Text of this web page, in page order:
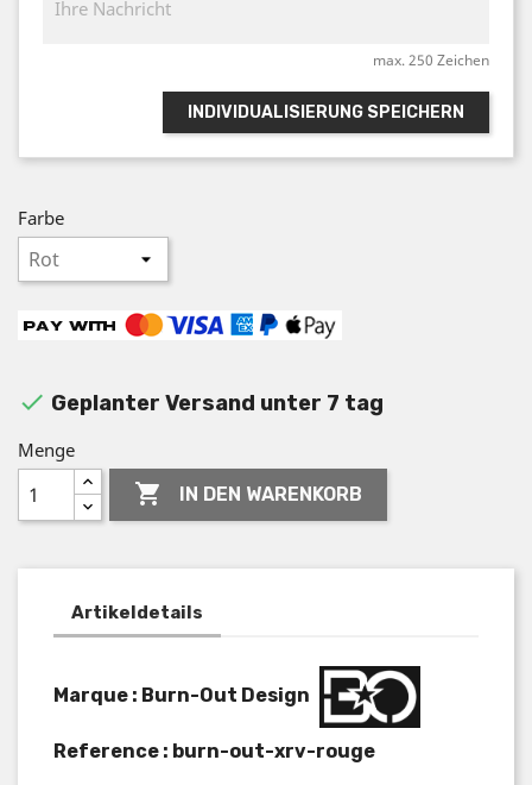
max. 250 Zeichen
INDIVIDUALISIERUNG SPEICHERN
Farbe
 Geplanter Versand unter 7 tag
Menge
 IN DEN WARENKORB
Artikeldetails
Marque : Burn-Out Design
Reference : burn-out-xrv-rouge